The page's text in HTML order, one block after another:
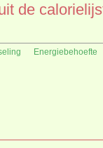
de
Energiebehoefte